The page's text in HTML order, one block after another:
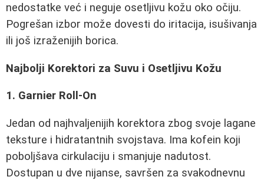
nedostatke već i neguje osetljivu kožu oko očiju.
Pogrešan izbor može dovesti do iritacija, isušivanja
ili još izraženijih borica.
Najbolji Korektori za Suvu i Osetljivu Kožu
1. Garnier Roll-On
Jedan od najhvaljenijih korektora zbog svoje lagane
teksture i hidratantnih svojstava. Ima kofein koji
poboljšava cirkulaciju i smanjuje nadutost.
Dostupan u dve nijanse, savršen za svakodnevnu